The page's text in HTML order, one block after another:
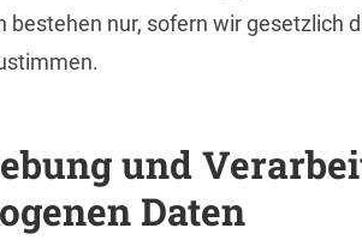
bestehen nur, sofern wir gesetzlich
und
Daten